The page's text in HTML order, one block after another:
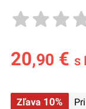
20,90€ s
Zľava 10%